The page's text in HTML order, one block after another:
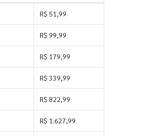
R$ 51,99
R$ 99,99
R$ 179,99
R$ 339,99
R$ 822,99
R$ 1.627,99